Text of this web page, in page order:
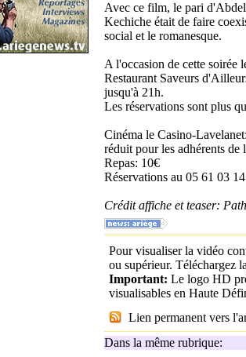
Avec ce film, le pari
Kechiche était de faire
social et le romanesque.
A l'occasion de cette soirée
Restaurant Saveurs
jusqu'à 21h.
Les réservations sont plus
Cinéma le Casino-
réduit pour les adhérents de
Repas: 10€
Réservations au 05 61 03
Crédit affiche et teaser:
Pour visualiser la vidéo
ou supérieur. Téléchargez
Important: Le logo HD
visualisables en Haute
Lien permanent vers
Dans la même rubrique: